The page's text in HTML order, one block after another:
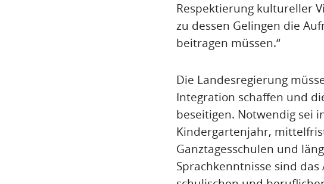
Respektierung kultureller
zu dessen Gelingen die
beitragen müssen.“
Die Landesregierung
Integration schaffen und
beseitigen. Notwendig sei
Kindergartenjahr,
Ganztagesschulen und
Sprachkenntnisse sind